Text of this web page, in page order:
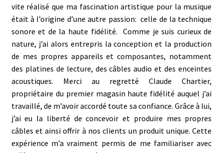
vite réalisé que ma fascination artistique pour la musique
était à l’origine d’une autre passion: celle de la technique
sonore et de la haute fidélité. Comme je suis curieux de
nature, j’ai alors entrepris la conception et la production
de mes propres appareils et composantes, notamment
des platines de lecture, des câbles audio et des enceintes
acoustiques. Merci au regretté Claude Chartier,
propriétaire du premier magasin haute fidélité auquel j’ai
travaillé, de m’avoir accordé toute sa confiance. Grâce à lui,
j’ai eu la liberté de concevoir et produire mes propres
câbles et ainsi offrir à nos clients un produit unique. Cette
expérience m’a vraiment permis de me familiariser avec